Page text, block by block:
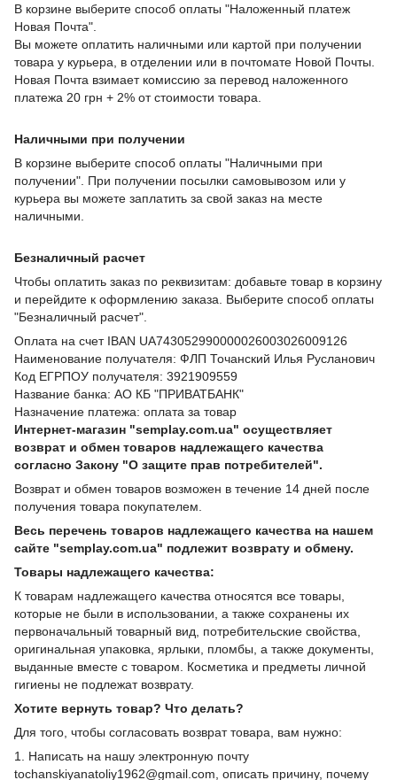
В корзине выберите способ оплаты "Наложенный платеж
Новая Почта".
Вы можете оплатить наличными или картой при получении
товара у курьера, в отделении или в почтомате Новой Почты.
Новая Почта взимает комиссию за перевод наложенного
платежа 20 грн + 2% от стоимости товара.
Наличными при получении
В корзине выберите способ оплаты "Наличными при
получении". При получении посылки самовывозом или у
курьера вы можете заплатить за свой заказ на месте
наличными.
Безналичный расчет
Чтобы оплатить заказ по реквизитам: добавьте товар в корзину
и перейдите к оформлению заказа. Выберите способ оплаты
"Безналичный расчет".
Оплата на счет IBAN UA743052990000026003026009126
Наименование получателя: ФЛП Точанский Илья Русланович
Код ЕГРПОУ получателя: 3921909559
Название банка: АО КБ "ПРИВАТБАНК"
Назначение платежа: оплата за товар
Интернет-магазин "semplay.com.ua" осуществляет
возврат и обмен товаров надлежащего качества
согласно Закону "О защите прав потребителей".
Возврат и обмен товаров возможен в течение 14 дней после
получения товара покупателем.
Весь перечень товаров надлежащего качества на нашем
сайте "semplay.com.ua" подлежит возврату и обмену.
Товары надлежащего качества:
К товарам надлежащего качества относятся все товары,
которые не были в использовании, а также сохранены их
первоначальный товарный вид, потребительские свойства,
оригинальная упаковка, ярлыки, пломбы, а также документы,
выданные вместе с товаром. Косметика и предметы личной
гигиены не подлежат возврату.
Хотите вернуть товар? Что делать?
Для того, чтобы согласовать возврат товара, вам нужно:
1. Написать на нашу электронную почту
tochanskiyanatoliy1962@gmail.com, описать причину, почему